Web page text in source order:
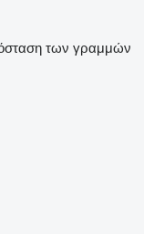
των γραμμών